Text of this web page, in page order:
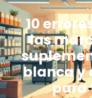
10
las
blanca y
para